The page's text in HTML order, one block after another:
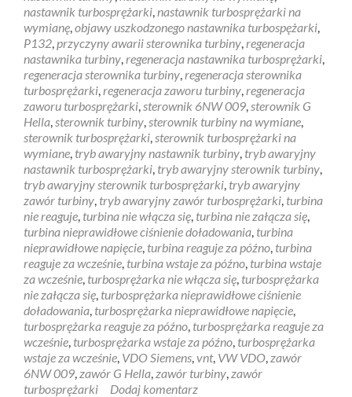
nastawnik turbosprężarki,nastawnik turbosprężarki na
wymianę,objawy uszkodzonego nastawnika turbospężarki,
P132,przyczyny awarii sterownika turbiny,regeneracja
nastawnika turbiny,regeneracja nastawnika turbosprężarki,
regeneracja sterownika turbiny,regeneracja sterownika
turbosprężarki,regeneracja zaworu turbiny,regeneracja
zaworu turbosprężarki,sterownik 6NW 009,sterownik G
Hella,sterownik turbiny,sterownik turbiny na wymiane,
sterownik turbosprężarki,sterownik turbosprężarki na
wymiane, tryb awaryjny nastawnik turbiny, tryb awaryjny
nastawnik turbosprężarki, tryb awaryjny sterownik turbiny,
tryb awaryjny sterownik turbosprężarki, tryb awaryjny
zawór turbiny, tryb awaryjny zawór turbosprężarki, turbina
nie reaguje, turbina nie włącza się, turbina nie załącza się,
turbina nieprawidłowe ciśnienie doładowania, turbina
nieprawidłowe napięcie, turbina reaguje za późno, turbina
reaguje za wcześnie, turbina wstaje za późno, turbina wstaje
za wcześnie, turbosprężarka nie włącza się, turbosprężarka
nie załącza się, turbosprężarka nieprawidłowe ciśnienie
doładowania, turbosprężarka nieprawidłowe napięcie,
turbosprężarka reaguje za późno, turbosprężarka reaguje za
wcześnie, turbosprężarka wstaje za późno, turbosprężarka
wstaje za wcześnie, VDO Siemens,vnt, VW VDO,zawór
6NW 009,zawór G Hella,zawór turbiny,zawór
turbosprężarki
Dodaj komentarz